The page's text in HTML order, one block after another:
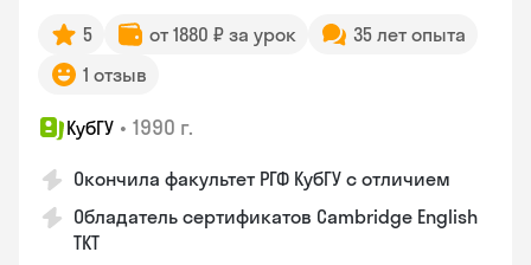
5 от 1880 ₽ за урок
35 лет опыта
1 отзыв
КубГУ • 1990 г.
Окончила факультет РГФ КубГУ с отличием
Обладатель сертификатов Cambridge English
TKT